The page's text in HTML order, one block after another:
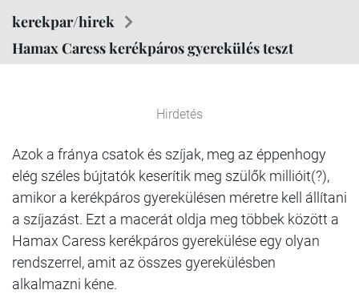
kerekpar/hirek
Hamax Caress kerékpáros gyerekülés teszt
Hirdetés
Azok a fránya csatok és szíjak, meg az éppenhogy
elég széles bújtatók keserítik meg szülők millióit(?),
amikor a kerékpáros gyerekülésen méretre kell állítani
a szíjazást. Ezt a macerát oldja meg többek között a
Hamax Caress kerékpáros gyerekülése egy olyan
rendszerrel, amit az összes gyerekülésben
alkalmazni kéne.